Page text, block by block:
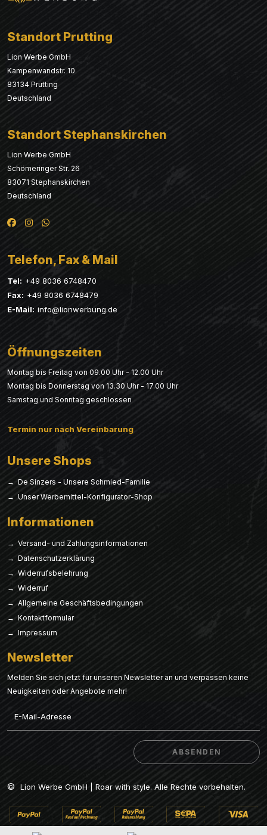
Standort Prutting
Lion Werbe GmbH
Kampenwandstr. 10
83134 Prutting
Deutschland
Standort Stephanskirchen
Lion Werbe GmbH
Schömeringer Str. 26
83071 Stephanskirchen
Deutschland
Telefon, Fax & Mail
Tel: +49 8036 6748470
Fax: +49 8036 6748479
E-Mail: info@lionwerbung.de
Öffnungszeiten
Montag bis Freitag von 09.00 Uhr - 12.00 Uhr
Montag bis Donnerstag von 13.30 Uhr - 17.00 Uhr
Samstag und Sonntag geschlossen
Termin nur nach Vereinbarung
Unsere Shops
→ De Sinzers - Unsere Schmied-Familie
→ Unser Werbemittel-Konfigurator-Shop
Informationen
→ Versand- und Zahlungsinformationen
→ Datenschutzerklärung
→ Widerrufsbelehrung
→ Widerruf
→ Allgemeine Geschäftsbedingungen
→ Kontaktformular
→ Impressum
Newsletter
Melden Sie sich jetzt für unseren Newsletter an und verpassen keine
Neuigkeiten oder Angebote mehr!
ABSENDEN
ABSENDEN
© Lion Werbe GmbH | Roar with style. Alle Rechte vorbehalten.